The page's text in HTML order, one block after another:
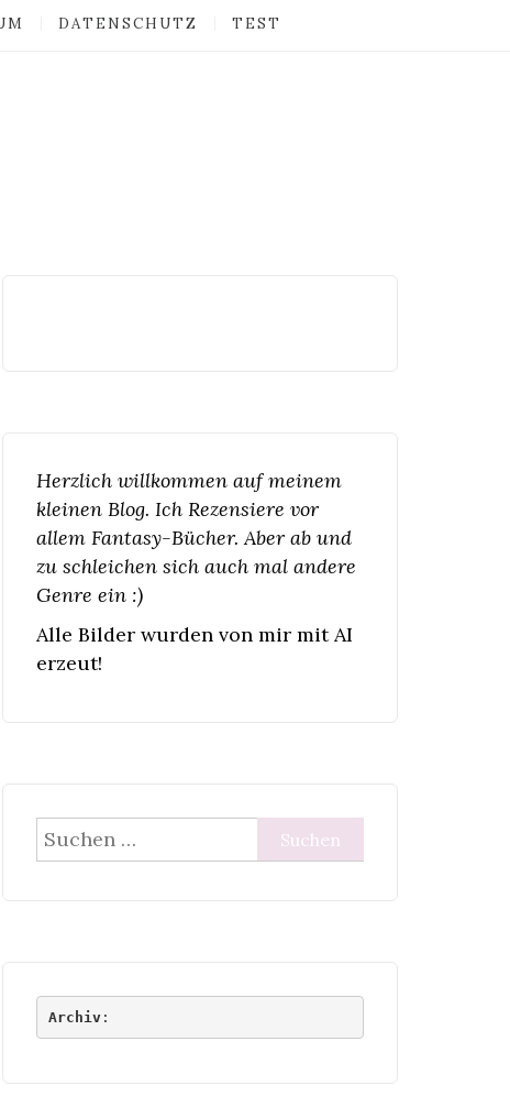
DATENSCHUTZ TEST
Herzlich willkommen auf meinem
kleinen Blog. Ich Rezensiere vor
allem Fantasy-Bücher. Aber ab und
zu schleichen sich auch mal andere
Genre ein :)
Alle Bilder wurden von mir mit AI
erzeut!
Suchen
nach:
Archiv: